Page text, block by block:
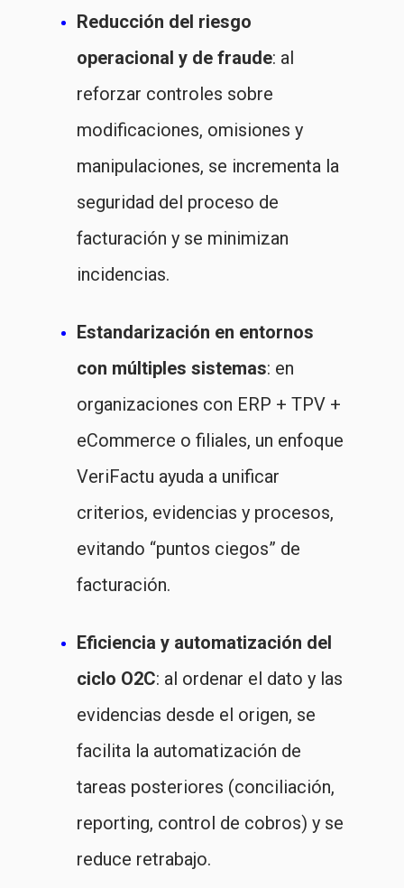
Reducción del riesgo
operacional y de fraude: al
reforzar controles sobre
modificaciones, omisiones y
manipulaciones, se incrementa la
seguridad del proceso de
facturación y se minimizan
incidencias.
Estandarización en entornos
con múltiples sistemas: en
organizaciones con ERP + TPV +
eCommerce o filiales, un enfoque
VeriFactu ayuda a unificar
criterios, evidencias y procesos,
evitando “puntos ciegos” de
facturación.
Eficiencia y automatización del
ciclo O2C: al ordenar el dato y las
evidencias desde el origen, se
facilita la automatización de
tareas posteriores (conciliación,
reporting, control de cobros) y se
reduce retrabajo.